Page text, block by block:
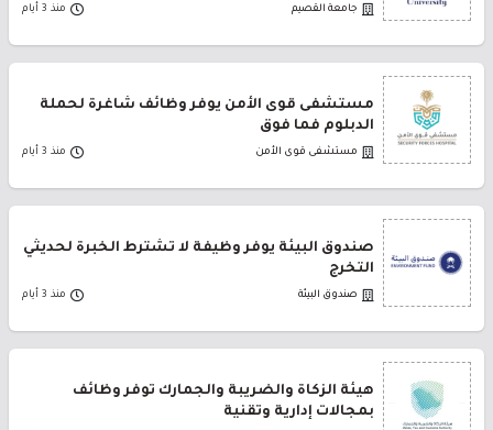
جامعة القصيم منذ 3 أيام
مستشفى قوى الأمن يوفر وظائف شاغرة لحملة
الدبلوم فما فوق
مستشفى قوى الأمن منذ 3 أيام
صندوق البيئة يوفر وظيفة لا تشترط الخبرة لحديثي
التخرج
صندوق البيئة منذ 3 أيام
هيئة الزكاة والضريبة والجمارك توفر وظائف
بمجالات إدارية وتقنية